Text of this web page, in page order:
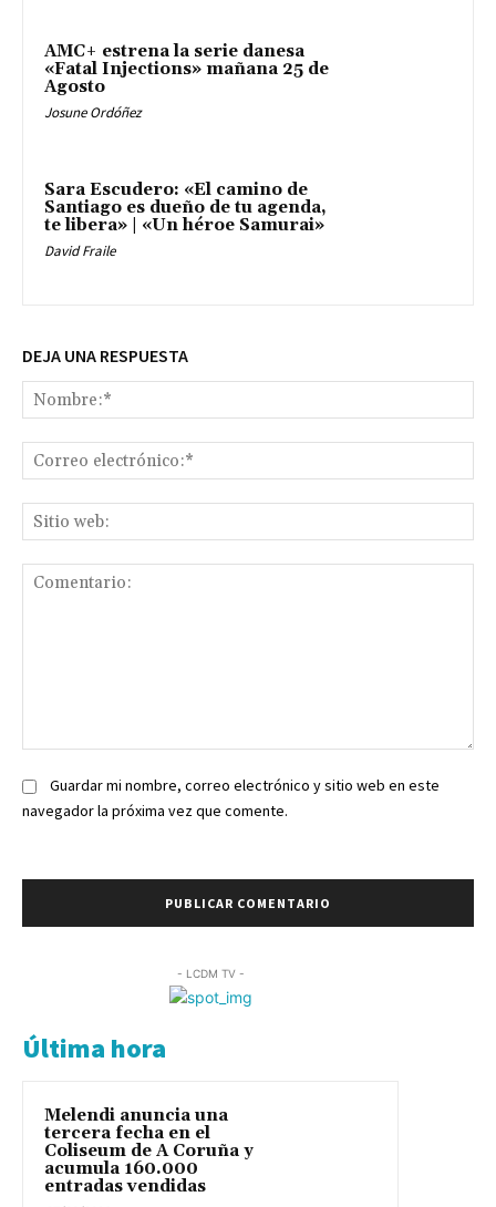
AMC+ estrena la serie danesa
«Fatal Injections» mañana 25 de
Agosto
Josune Ordóñez
Sara Escudero: «El camino de
Santiago es dueño de tu agenda,
te libera» | «Un héroe Samurai»
David Fraile
DEJA UNA RESPUESTA
Guardar mi nombre, correo electrónico y sitio web en este
navegador la próxima vez que comente.
- LCDM TV -
Última hora
Melendi anuncia una
tercera fecha en el
Coliseum de A Coruña y
acumula 160.000
entradas vendidas